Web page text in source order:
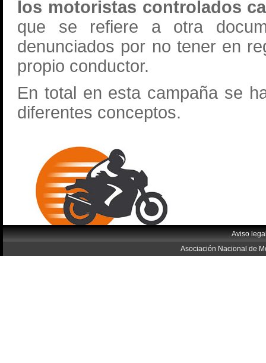
los motoristas controlados
que se refiere a otra
denunciados por no tener en
propio conductor.
En total en esta campaña se
diferentes conceptos.
Aviso
Asociación Nacional de